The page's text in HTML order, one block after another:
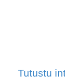
Tutustu